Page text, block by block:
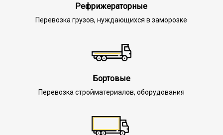
Рефрижераторные
Перевозка грузов, нуждающихся в заморозке
Бортовые
Перевозка стройматериалов, оборудования